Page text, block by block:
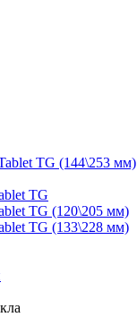
TG (144\253 мм)
TG
TG (120\205 мм)
TG (133\228 мм)